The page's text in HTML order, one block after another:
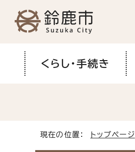
くらし・手続き
現在の位置： トップページ